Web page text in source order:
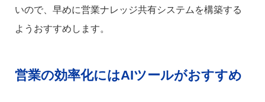
いので、早めに営業ナレッジ共有システムを構築する
ようおすすめします。
営業の効率化にはAIツールがおすすめ